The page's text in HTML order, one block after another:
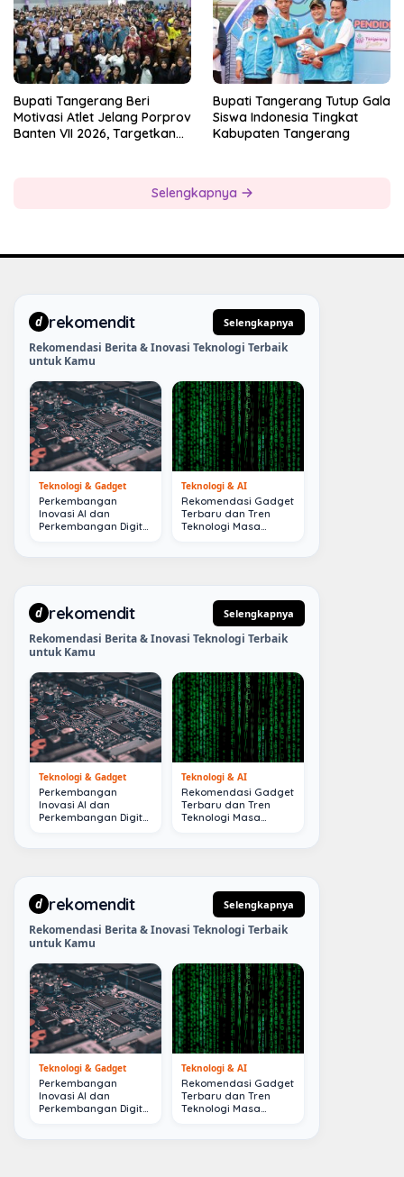
Bupati Tangerang Beri
Motivasi Atlet Jelang Porprov
Banten VII 2026, Targetkan
Bupati Tangerang Tutup Gala
Siswa Indonesia Tingkat
Kabupaten Tangerang
Selengkapnya
d rekomendit Selengkapnya
Rekomendasi Berita & Inovasi Teknologi Terbaik
untuk Kamu
Teknologi & Gadget
Perkembangan
Inovasi AI dan
Perkembangan Digital
Teknologi & AI
Rekomendasi Gadget
Terbaru dan Tren
Teknologi Masa
d rekomendit Selengkapnya
Rekomendasi Berita & Inovasi Teknologi Terbaik
untuk Kamu
Teknologi & Gadget
Perkembangan
Inovasi AI dan
Perkembangan Digital
Teknologi & AI
Rekomendasi Gadget
Terbaru dan Tren
Teknologi Masa
d rekomendit Selengkapnya
Rekomendasi Berita & Inovasi Teknologi Terbaik
untuk Kamu
Teknologi & Gadget
Perkembangan
Inovasi AI dan
Perkembangan Digital
Teknologi & AI
Rekomendasi Gadget
Terbaru dan Tren
Teknologi Masa